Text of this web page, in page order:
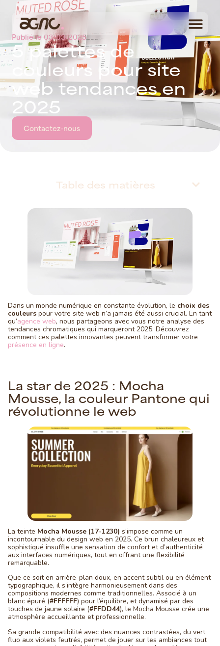
Publié le 03/03/2025
5 palettes de
c o uleurs p oursite
web tendances en
2025
Contactez-nous
Table des matières
Dans un monde numérique en constante évolution, le choix des
couleurs pour votre site web n’a jamais été aussi crucial. En tant
qu’agence web, nous partageons avec vous notre analyse des
tendances chromatiques qui marqueront 2025. Découvrez
comment ces palettes innovantes peuvent transformer votre
présence en ligne.
La star de 2025 : Mocha
Mousse, la couleur Pantone qui
révolutionne le web
La teinte Mocha Mousse (17-1230) s’impose comme un
incontournable du design web en 2025. Ce brun chaleureux et
sophistiqué insuffle une sensation de confort et d’authenticité
aux interfaces numériques, tout en offrant une flexibilité
remarquable.
Que ce soit en arrière-plan doux, en accent subtil ou en élément
typographique, il s’intègre harmonieusement dans des
compositions modernes comme traditionnelles. Associé à un
blanc épuré (#FFFFFF) pour l’équilibre, et dynamisé par des
touches de jaune solaire (#FFDD44), le Mocha Mousse crée une
atmosphère accueillante et professionnelle.
Sa grande compatibilité avec des nuances contrastées, du vert
fluo aux violets feutrés, permet de jouer sur les ambiances tout